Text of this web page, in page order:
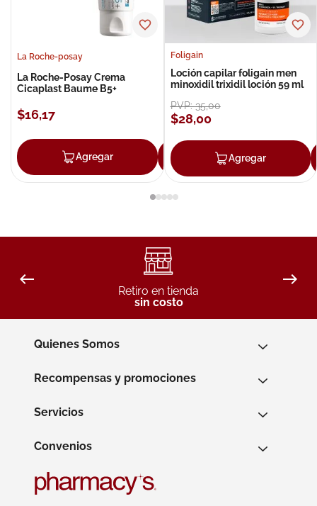
La Roche-posay
La Roche-Posay Crema
Cicaplast Baume B5+
$16,17
Agregar Agregar
Foligain
Loción capilar foligain men
minoxidil trixidil loción 59 ml
PVP:35,00
$28,00
Agregar
Retiro en tienda
sin costo
Quienes Somos
Recompensas y promociones
Servicios
Convenios